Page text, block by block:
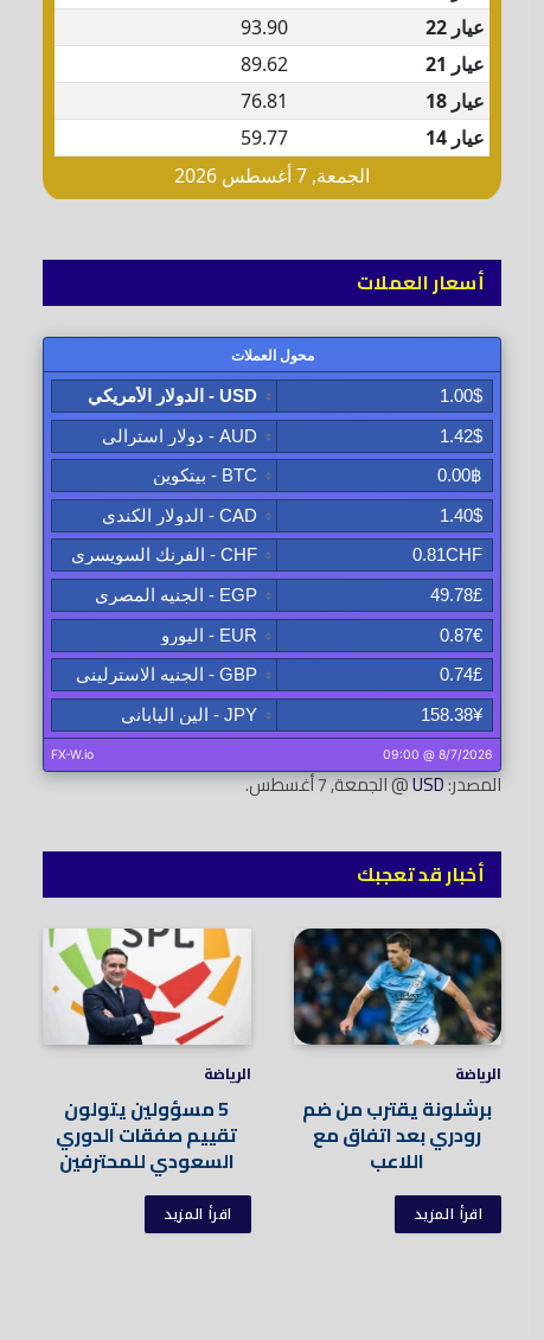
أسعار العملات
المصدر:USD@ الجمعة, 7 أغسطس.
أخبار قد تعجبك
الرياضة
برشلونة يقترب من ضم
رودري بعد اتفاق مع
اللاعب
اقرأ المزيد
الرياضة
5 مسؤولين يتولون
تقييم صفقات الدوري
السعودي للمحترفين
اقرأ المزيد